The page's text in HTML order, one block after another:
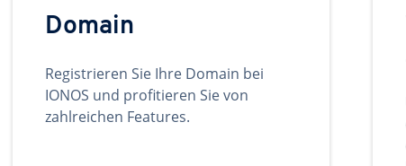
Domain
Registrieren Sie Ihre Domain bei
IONOS und profitieren Sie von
zahlreichen Features.